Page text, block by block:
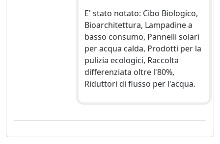
E' stato notato: Cibo Biologico,
Bioarchitettura, Lampadine a
basso consumo, Pannelli solari
per acqua calda, Prodotti per la
pulizia ecologici, Raccolta
differenziata oltre l'80%,
Riduttori di flusso per l'acqua.